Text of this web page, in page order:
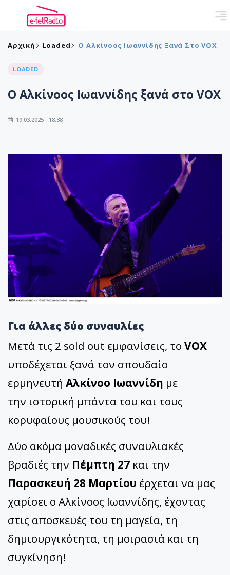
Αρχική Loaded O Αλκίνοος Ιωαννίδης Ξανά Στο VOX
LOADED
O Αλκίνοος Ιωαννίδης ξανά στο VOX
19.03.2025 - 18:38
Για άλλες δύο συναυλίες
Μετά τις 2 sold out εμφανίσεις, το VOX
υποδέχεται ξανά τον σπουδαίο
ερμηνευτή Αλκίνοο Ιωαννίδη με
την ιστορική μπάντα του και τους
κορυφαίους μουσικούς του!
Δύο ακόμα μοναδικές συναυλιακές
βραδιές την Πέμπτη 27 και την
Παρασκευή 28 Μαρτίου έρχεται να μας
χαρίσει ο Αλκίνοος Ιωαννίδης, έχοντας
στις αποσκευές του τη μαγεία, τη
δημιουργικότητα, τη μοιρασιά και τη
συγκίνηση!